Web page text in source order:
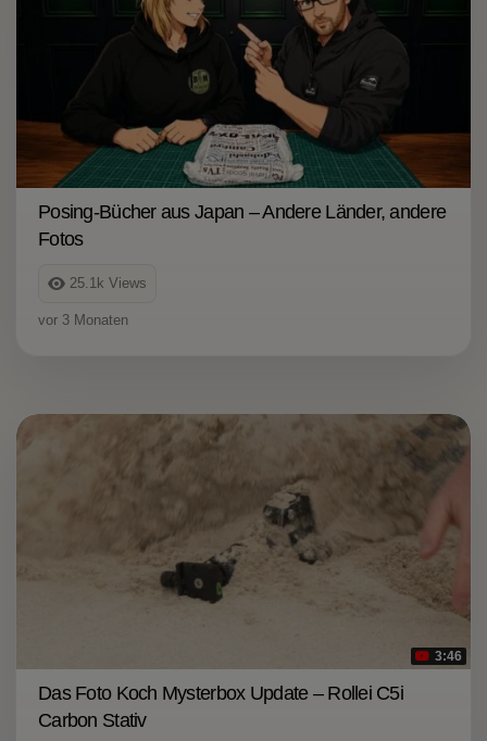
25.1k Views
Posing-Bücher aus Japan – Andere Länder, andere
Fotos
vor 3 Monaten
3:46
Das Foto Koch Mysterbox Update – Rollei C5i
Carbon Stativ